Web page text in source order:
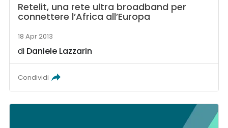
Retelit, una rete ultra broadband per
connettere l’Africa all’Europa
18 Apr 2013
di Daniele Lazzarin
Condividi